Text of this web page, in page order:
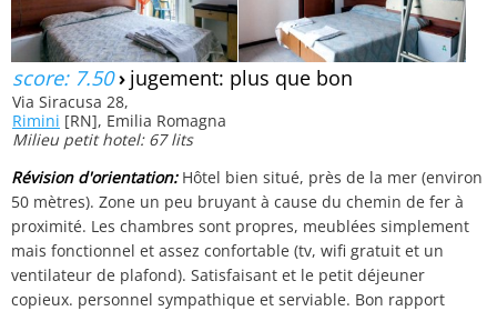
score: 7.50› jugement: plus que bon
Via Siracusa 28,
Rimini [RN], Emilia Romagna
Milieu petit hotel: 67 lits
Révision d'orientation:Hôtel bien situé, près de la mer (environ
50 mètres). Zone un peu bruyant à cause du chemin de fer à
proximité. Les chambres sont propres, meublées simplement
mais fonctionnel et assez confortable (tv, wifi gratuit et un
ventilateur de plafond). Satisfaisant et le petit déjeuner
copieux. personnel sympathique et serviable. Bon rapport